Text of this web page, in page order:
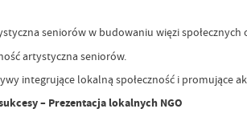
seniorów w budowaniu więzi
artystyczna seniorów.
integrujące lokalną społeczność i promujące
– Prezentacja lokalnych NGO